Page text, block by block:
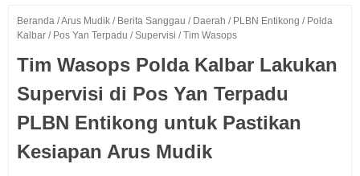
Beranda /Arus Mudik / Berita Sanggau / Daerah / PLBN Entikong / Polda
Kalbar / Pos Yan Terpadu /Supervisi /Tim Wasops
Tim Wasops Polda Kalbar Lakukan
Supervisi di Pos Yan Terpadu
PLBN Entikong untuk Pastikan
Kesiapan Arus Mudik